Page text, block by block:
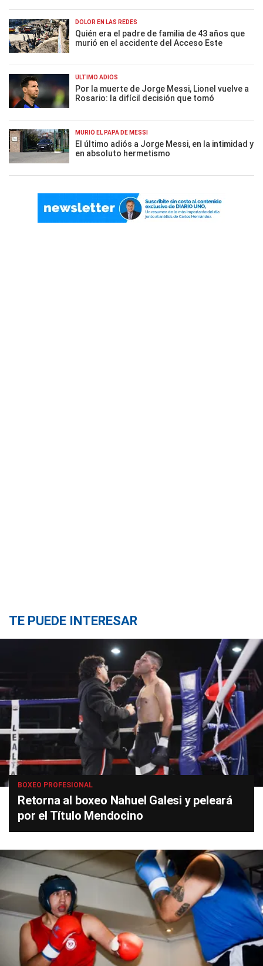
DOLOR EN LAS REDES
Quién era el padre de familia de 43 años que
murió en el accidente del Acceso Este
ÚLTIMO ADIÓS
Por la muerte de Jorge Messi, Lionel vuelve a
Rosario: la difícil decisión que tomó
MURIÓ EL PAPÁ DE MESSI
El último adiós a Jorge Messi, en la intimidad y
en absoluto hermetismo
TE PUEDE INTERESAR
BOXEO PROFESIONAL
Retorna al boxeo Nahuel Galesi y peleará
por el Título Mendocino